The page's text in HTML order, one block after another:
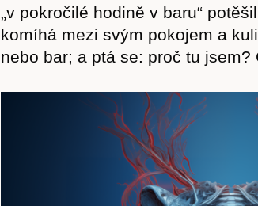
„v pokročilé hodině v baru“
komíhá mezi svým pokojem a
nebo bar; a ptá se: proč tu jsem?